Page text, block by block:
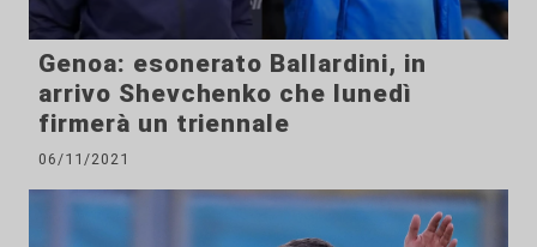
Genoa: esonerato Ballardini, in
arrivo Shevchenko che lunedì
firmerà un triennale
06/11/2021